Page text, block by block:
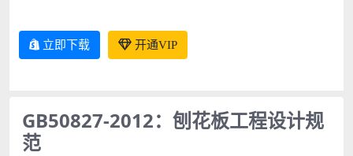
立即下载 开通VIP
GB50827-2012：刨花板工程设计规
范